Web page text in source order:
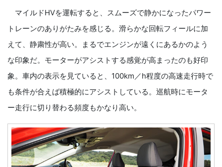
マイルドHVを運転すると、スムーズで静かになったパワー
トレーンのありがたみを感じる。滑らかな回転フィールに加
えて、静粛性が高い。まるでエンジンが遠くにあるかのよう
な印象だ。モーターがアシストする感覚が高まったのも好印
象。車内の表示を見ていると、100km／h程度の高速走行時で
も条件が合えば積極的にアシストしている。巡航時にモータ
ー走行に切り替わる頻度もかなり高い。